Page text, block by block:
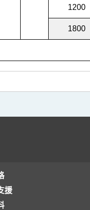
1200
1800
援